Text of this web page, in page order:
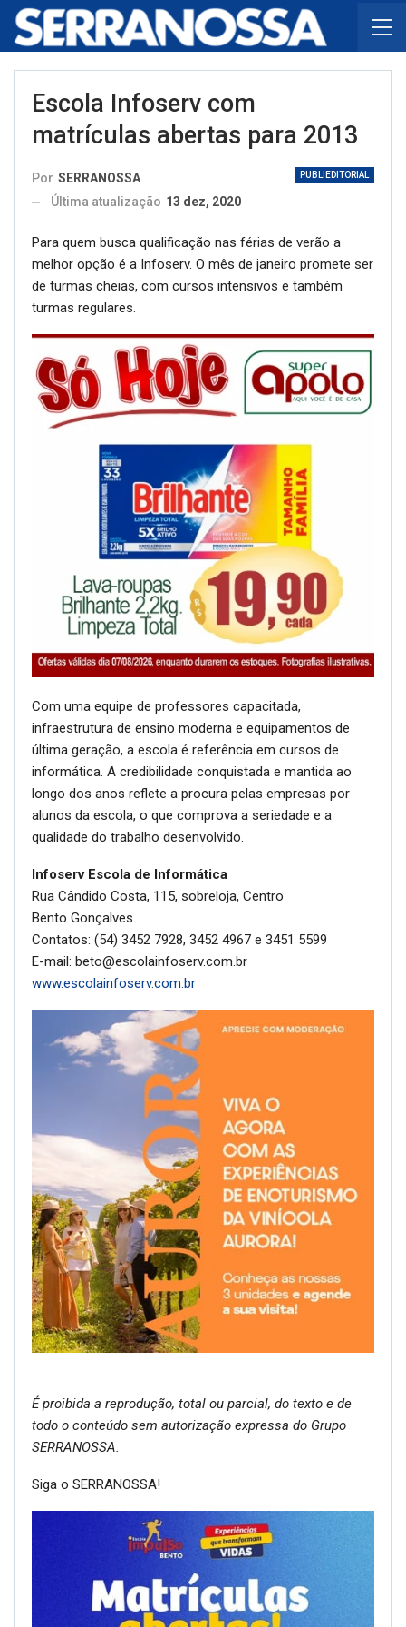
Escola Infoserv com
matrículas abertas para 2013
PUBLIEDITORIAL
Por SERRANOSSA
Última atualização 13 dez, 2020
Para quem busca qualificação nas férias de verão a
melhor opção é a Infoserv. O mês de janeiro promete ser
de turmas cheias, com cursos intensivos e também
turmas regulares.
Com uma equipe de professores capacitada,
infraestrutura de ensino moderna e equipamentos de
última geração, a escola é referência em cursos de
informática. A credibilidade conquistada e mantida ao
longo dos anos reflete a procura pelas empresas por
alunos da escola, o que comprova a seriedade e a
qualidade do trabalho desenvolvido.
Infoserv Escola de Informática
Rua Cândido Costa, 115, sobreloja, Centro
Bento Gonçalves
Contatos: (54) 3452 7928, 3452 4967 e 3451 5599
E-mail: beto@escolainfoserv.com.br
www.escolainfoserv.com.br
É proibida a reprodução, total ou parcial, do texto e de
todo o conteúdo sem autorização expressa do Grupo
SERRANOSSA.
Siga o SERRANOSSA!